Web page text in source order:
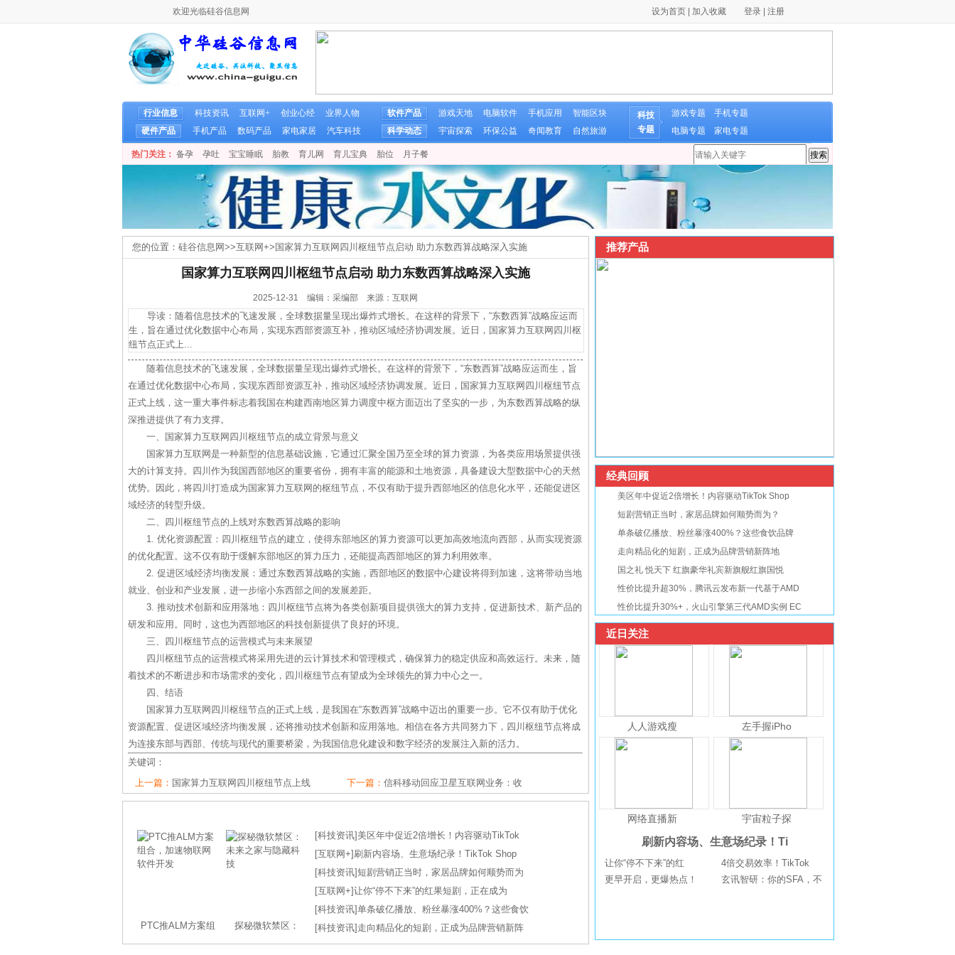
欢迎光临硅谷信息网 设为首页 加入收藏 登录 注册
行业信息 科技资讯 互联网+ 创业心经
业界人物
硬件产品
手机产品 数码产品 家电家居 汽车科技
软件产品 游戏天地 电脑软件 手机应用
智能区块
科学动态
宇宙探索 环保公益 奇闻教育 自然旅游
科技
专题
游戏专题
手机专题
电脑专题
家电专题
热门关注： 备孕 孕吐 宝宝睡眠 胎教 育儿网 育儿宝典 胎位 月子餐
您的位置： 硅谷信息网>>互联网+> 国家算力互联网四川枢纽节点启动 助力东数西算战略深入实施
国家算力互联网四川枢纽节点启动 助力东数西算战略深入实施
2025-12-31 编辑：采编部 来源：互联网
导读：随着信息技术的飞速发展，全球数据量呈现出爆炸式增长。在这样的背景下，“东数西算”战略应运而
生，旨在通过优化数据中心布局，实现东西部资源互补，推动区域经济协调发展。近日，国家算力互联网四川枢
纽节点正式上...
随着信息技术的飞速发展，全球数据量呈现出爆炸式增长。在这样的背景下，“东数西算”战略应运而生，旨
在通过优化数据中心布局，实现东西部资源互补，推动区域经济协调发展。近日，国家算力互联网四川枢纽节点
正式上线，这一重大事件标志着我国在构建西南地区算力调度中枢方面迈出了坚实的一步，为东数西算战略的纵
深推进提供了有力支撑。
一、国家算力互联网四川枢纽节点的成立背景与意义
国家算力互联网是一种新型的信息基础设施，它通过汇聚全国乃至全球的算力资源，为各类应用场景提供强
大的计算支持。四川作为我国西部地区的重要省份，拥有丰富的能源和土地资源，具备建设大型数据中心的天然
优势。因此，将四川打造成为国家算力互联网的枢纽节点，不仅有助于提升西部地区的信息化水平，还能促进区
域经济的转型升级。
二、四川枢纽节点的上线对东数西算战略的影响
1. 优化资源配置：四川枢纽节点的建立，使得东部地区的算力资源可以更加高效地流向西部，从而实现资源
的优化配置。这不仅有助于缓解东部地区的算力压力，还能提高西部地区的算力利用效率。
2. 促进区域经济均衡发展：通过东数西算战略的实施，西部地区的数据中心建设将得到加速，这将带动当地
就业、创业和产业发展，进一步缩小东西部之间的发展差距。
3. 推动技术创新和应用落地：四川枢纽节点将为各类创新项目提供强大的算力支持，促进新技术、新产品的
研发和应用。同时，这也为西部地区的科技创新提供了良好的环境。
三、四川枢纽节点的运营模式与未来展望
四川枢纽节点的运营模式将采用先进的云计算技术和管理模式，确保算力的稳定供应和高效运行。未来，随
着技术的不断进步和市场需求的变化，四川枢纽节点有望成为全球领先的算力中心之一。
四、结语
国家算力互联网四川枢纽节点的正式上线，是我国在“东数西算”战略中迈出的重要一步。它不仅有助于优化
资源配置、促进区域经济均衡发展，还将推动技术创新和应用落地。相信在各方共同努力下，四川枢纽节点将成
为连接东部与西部、传统与现代的重要桥梁，为我国信息化建设和数字经济的发展注入新的活力。
关键词：
上一篇： 国家算力互联网四川枢纽节点上线 下一篇： 信科移动回应卫星互联网业务：收
PTC推ALM方案组 探秘微软禁区：
[科技资讯] 美区年中促近2倍增长！内容驱动TikTok
[互联网+] 刷新内容场、生意场纪录！TikTok Shop
[科技资讯]短剧营销正当时，家居品牌如何顺势而为
[互联网+]让你“停不下来”的红果短剧，正在成为
[科技资讯]单条破亿播放、粉丝暴涨400%？这些食饮
[科技资讯] 走向精品化的短剧，正成为品牌营销新阵
推荐产品
经典回顾
美区年中促近2倍增长！内容驱动TikTok Shop
短剧营销正当时，家居品牌如何顺势而为？
单条破亿播放、粉丝暴涨400%？这些食饮品牌
走向精品化的短剧，正成为品牌营销新阵地
国之礼 悦天下 红旗豪华礼宾新旗舰红旗国悦
性价比提升超30%，腾讯云发布新一代基于AMD
性价比提升30%+，火山引擎第三代AMD实例 EC
近日关注
人人游戏瘦 左手握iPho
网络直播新 宇宙粒子探
刷新内容场、生意场纪录！Ti
让你“停不下来”的红
4倍交易效率！TikTok
更早开启，更爆热点！
玄讯智研：你的SFA，不